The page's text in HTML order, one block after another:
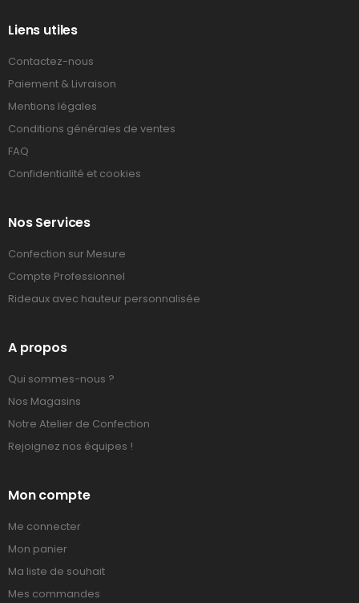
Liens utiles
Contactez-nous
Paiement & Livraison
Mentions légales
Conditions générales de ventes
FAQ
Confidentialité et cookies
Nos Services
Confection sur Mesure
Compte Professionnel
Rideaux avec hauteur personnalisée
A propos
Qui sommes-nous ?
Nos Magasins
Notre Atelier de Confection
Rejoignez nos équipes !
Mon compte
Me connecter
Mon panier
Ma liste de souhait
Mes commandes